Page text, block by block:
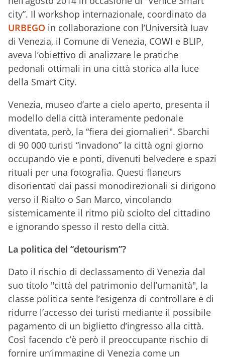
city”. Il workshop internazionale, coordinato da
URBEGO in collaborazione con l’Università Iuav
di Venezia, il Comune di Venezia, COWI e BLIP,
aveva l’obiettivo di analizzare le pratiche
pedonali ottimali in una città storica alla luce
della Smart City.
Venezia, museo d’arte a cielo aperto, presenta il
modello della città interamente pedonale
diventata, però, la “fiera dei giornalieri". Sbarchi
di 90 000 turisti “invadono” la città ogni giorno
occupando vie e ponti, divenuti belvedere e spazi
rituali per una fotografia. Questi flaneurs
disorientati dai passi monodirezionali si dirigono
verso il Rialto o San Marco, vincolando
sistemicamente il ritmo più sciolto del cittadino
e ignorando spesso il resto della città.
La politica del “detourism”?
Dato il rischio di declassamento di Venezia dal
suo titolo "città del patrimonio dell’umanità", la
classe politica sente l’esigenza di controllare e di
ridurre l’accesso dei turisti mediante il possibile
pagamento di un biglietto d’ingresso alla città.
Così facendo c’è però il preoccupante rischio di
fornire un’immagine di Venezia come un